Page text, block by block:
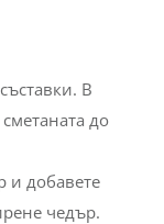
В
до
и добавете
чедър.